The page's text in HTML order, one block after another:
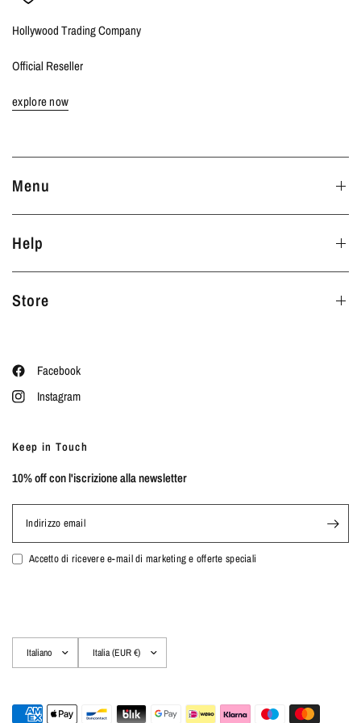
Hollywood Trading Company
Official Reseller
explore now
Menu
Help
Store
Facebook
Instagram
Keep in Touch
10% off con l'iscrizione alla newsletter
Indirizzo email
Accetto di ricevere e-mail di marketing e offerte speciali
paese/area
paese/area